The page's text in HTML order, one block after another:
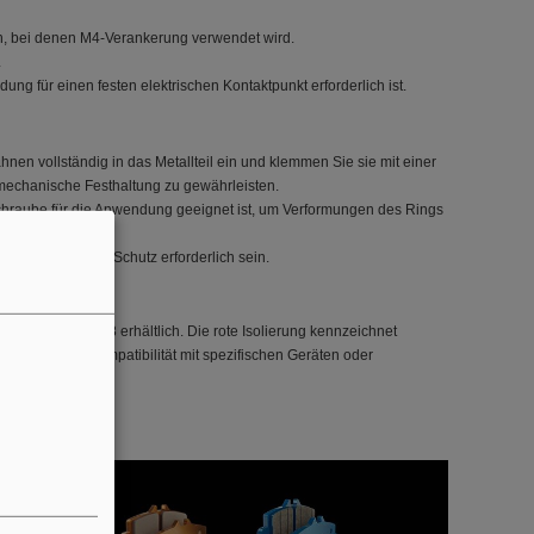
bei denen M4-Verankerung verwendet wird.
für einen festen elektrischen Kontaktpunkt erforderlich ist.
vollständig in das Metallteil ein und klemmen Sie sie mit einer
Festhaltung zu gewährleisten.
für die Anwendung geeignet ist, um Verformungen des Rings
zusätzlichen Schutz erforderlich sein.
4043981276978 erhältlich. Die rote Isolierung kennzeichnet
der Kompatibilität mit spezifischen Geräten oder